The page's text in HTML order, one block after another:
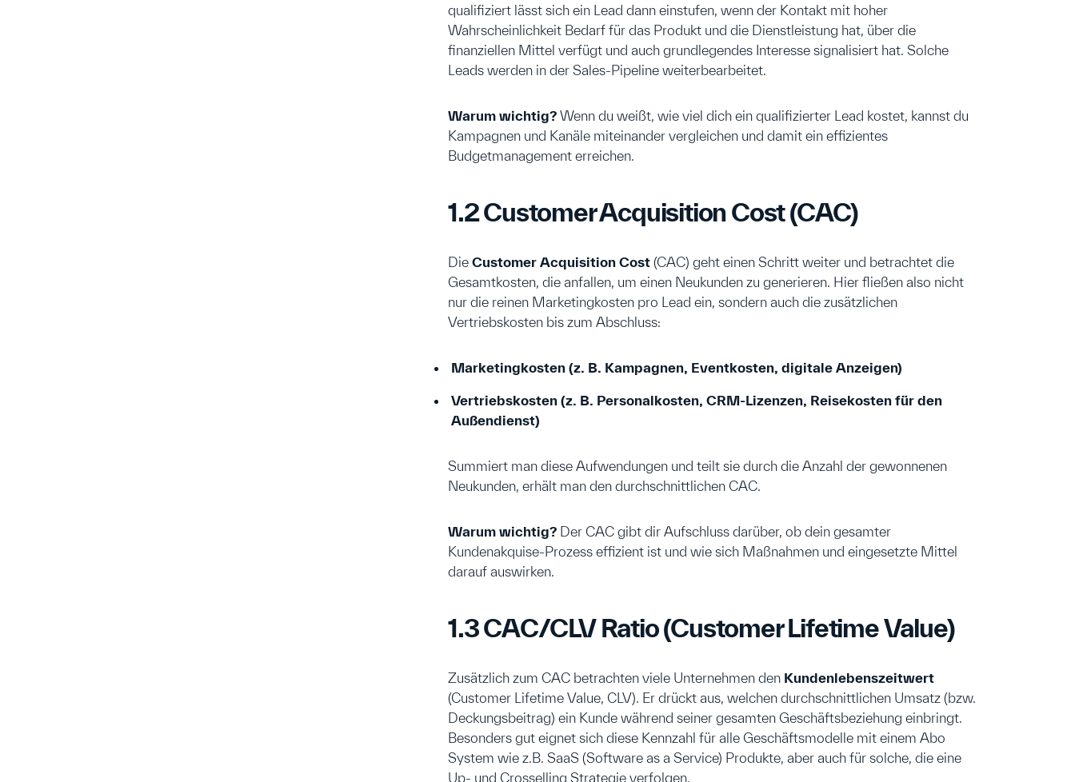
qualifiziert lässt sich ein Lead dann einstufen, wenn der Kontakt mit hoher
Wahrscheinlichkeit Bedarf für das Produkt und die Dienstleistung hat, über die
finanziellen Mittel verfügt und auch grundlegendes Interesse signalisiert hat. Solche
Leads werden in der Sales-Pipeline weiterbearbeitet.
Warum wichtig? Wenn du weißt, wie viel dich ein qualifizierter Lead kostet, kannst du
Kampagnen und Kanäle miteinander vergleichen und damit ein effizientes
Budgetmanagement erreichen.
1.2 Customer Acquisition Cost (CAC)
Die Customer Acquisition Cost (CAC) geht einen Schritt weiter und betrachtet die
Gesamtkosten, die anfallen, um einen Neukunden zu generieren. Hier fließen also nicht
nur die reinen Marketingkosten pro Lead ein, sondern auch die zusätzlichen
Vertriebskosten bis zum Abschluss:
Marketingkosten (z. B. Kampagnen, Eventkosten, digitale Anzeigen)
Vertriebskosten (z. B. Personalkosten, CRM-Lizenzen, Reisekosten für den
Außendienst)
Summiert man diese Aufwendungen und teilt sie durch die Anzahl der gewonnenen
Neukunden, erhält man den durchschnittlichen CAC.
Warum wichtig? Der CAC gibt dir Aufschluss darüber, ob dein gesamter
Kundenakquise-Prozess effizient ist und wie sich Maßnahmen und eingesetzte Mittel
darauf auswirken.
1.3 CAC/CLV Ratio (Customer Lifetime Value)
Zusätzlich zum CAC betrachten viele Unternehmen den Kundenlebenszeitwert
(Customer Lifetime Value, CLV). Er drückt aus, welchen durchschnittlichen Umsatz (bzw.
Deckungsbeitrag) ein Kunde während seiner gesamten Geschäftsbeziehung einbringt.
Besonders gut eignet sich diese Kennzahl für alle Geschäftsmodelle mit einem Abo
System wie z.B. SaaS (Software as a Service) Produkte, aber auch für solche, die eine
Up- und Crosselling Strategie verfolgen.